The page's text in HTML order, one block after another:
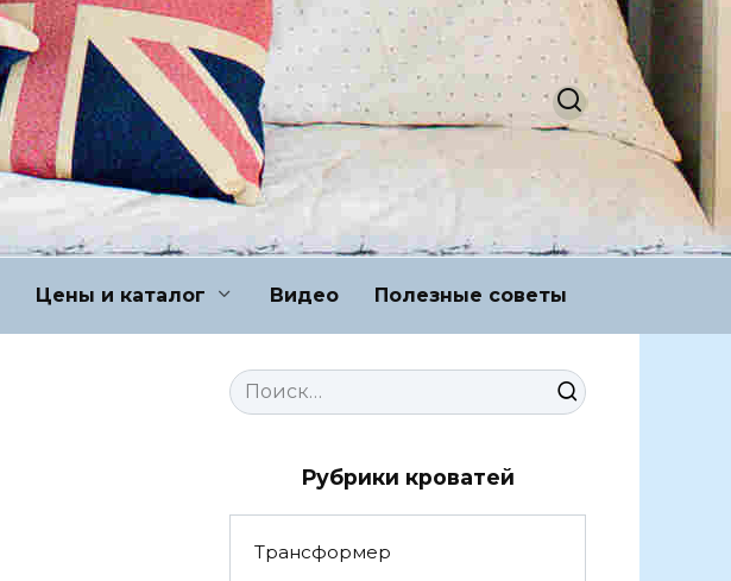
Цены и каталог Видео Полезные советы
Search
for:
Рубрики кроватей
Трансформер